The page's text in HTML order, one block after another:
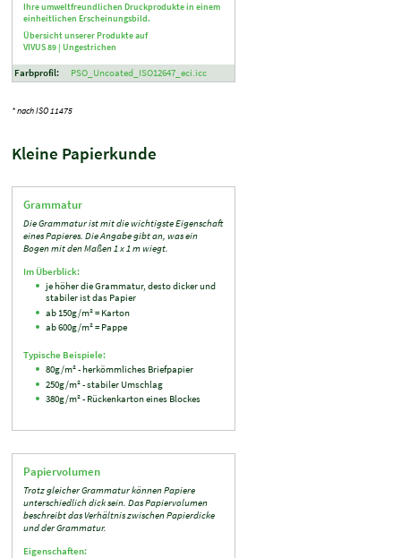
Farbprofil: PSO_Uncoated_ISO12647_eci.icc
Ihre umweltfreundlichen Druckprodukte in einem
einheitlichen Erscheinungsbild.
Übersicht unserer Produkte auf
VIVUS 89 | Ungestrichen
* nach ISO 11475
Kleine Papierkunde
Grammatur
Die Grammatur ist mit die wichtigste Eigenschaft
eines Papieres. Die Angabe gibt an, was ein
Bogen mit den Maßen 1 x 1 m wiegt.
Im Überblick:
je höher die Grammatur, desto dicker und
stabiler ist das Papier
ab 150g/m² = Karton
ab 600g/m² = Pappe
Typische Beispiele:
80g/m² - herkömmliches Briefpapier
250g/m² - stabiler Umschlag
380g/m² - Rückenkarton eines Blockes
Papiervolumen
Trotz gleicher Grammatur können Papiere
unterschiedlich dick sein. Das Papiervolumen
beschreibt das Verhältnis zwischen Papierdicke
und der Grammatur.
Eigenschaften: